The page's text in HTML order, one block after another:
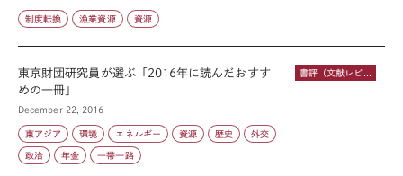
制度転換 漁業資源 資源
書評（文献レビュー）
東京財団研究員が選ぶ「2016年に読んだおすす
めの一冊」
December 22, 2016
東アジア 環境 エネルギー 資源 歴史 外交
政治 年金 一帯一路